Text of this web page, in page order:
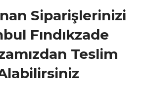
Siparişlerinizi
Fındıkzade
Teslim